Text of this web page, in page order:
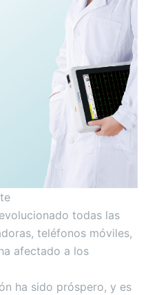
todas las
teléfonos móviles,
afectado a los
ha sido próspero, y es